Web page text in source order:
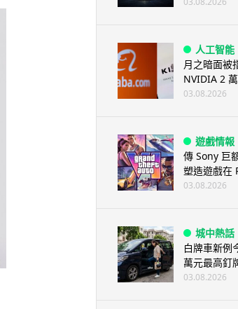
人工智能
月之暗面被
NVIDIA 2
03.08.2026
遊戲情報
傳 Sony 巨
塑造遊戲在
03.08.2026
城中熱話
白牌車新例
萬元最高釘
03.08.2026